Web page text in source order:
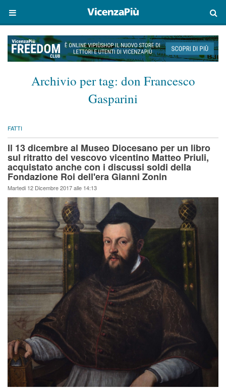
Archivio per tag: don Francesco
Gasparini
FATTI
Il 13 dicembre al Museo Diocesano per un libro
sul ritratto del vescovo vicentino Matteo Priuli,
acquistato anche con i discussi soldi della
Fondazione Roi dell'era Gianni Zonin
Martedi 12 Dicembre 2017 alle 14:13